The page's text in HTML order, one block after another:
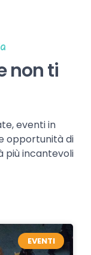
non ti
eventi in
opportunità di
più incantevoli
EVENTI